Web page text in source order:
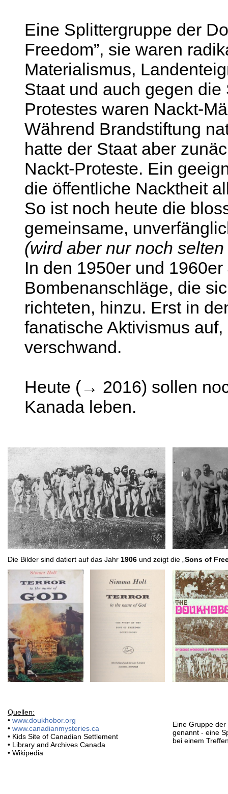
Eine Splittergruppe der
Freedom”, sie waren
Materialismus,
Staat und auch gegen
Protestes waren Nackt-
Während Brandstiftung
hatte der Staat aber
Nackt-Proteste. Ein
die öffentliche Nacktheit
So ist noch heute die
gemeinsame,
(wird aber nur noch
In den 1950er und
Bombenanschläge, die
richteten, hinzu. Erst in
fanatische Aktivismus
verschwand.
Heute (→ 2016) sollen
Kanada leben.
Die Bilder sind datiert auf das Jahr 1906 und zeigt die „ Sons of
Quellen:
• www.doukhobor.org
• www.canadianmysteries.ca
• Kids Site of Canadian Settlement
• Library and Archives Canada
• Wikipedia
Eine Gruppe der
genannt - eine
bei einem